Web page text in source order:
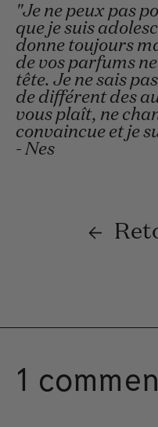
"Je ne peux pas
que je suis
donne toujours
de vos parfums
tête. Je ne sais
de différent des
vous plaît, ne
convaincue et je
- Nes
1